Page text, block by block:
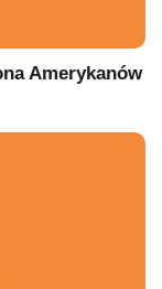
Amerykanów